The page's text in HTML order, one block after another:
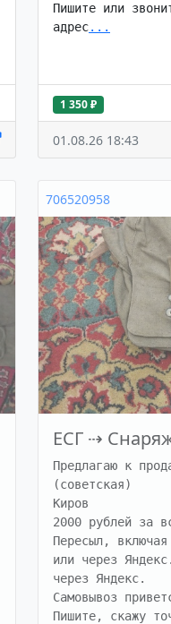
Пишите или
адрес...
1 350 ₽
01.08.26 18:43
706520958
ЕСГ ⇢
Предлагаю к
(советская)
Киров
2000 рублей за
Пересыл,
или через
через Яндекс.
Самовывоз
Пишите, скажу